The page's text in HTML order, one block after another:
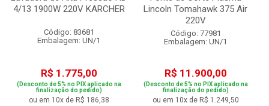
4/13 1900W 220V KARCHER
Código: 83681
Embalagem: UN/1
R$ 1.775,00
(Desconto de 5% no PIX aplicado na
finalização do pedido)
ou em 10x de R$ 186,38
Lincoln Tomahawk 375 Air
220V
Código: 77981
Embalagem: UN/1
R$ 11.900,00
(Desconto de 5% no PIX aplicado na
finalização do pedido)
ou em 10x de R$ 1.249,50